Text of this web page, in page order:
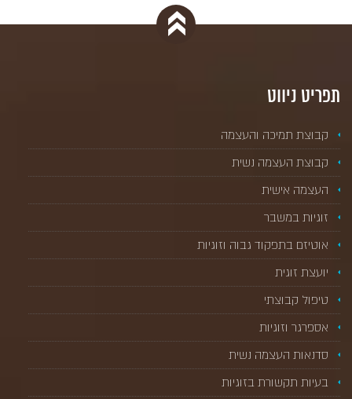
תפריט ניווט
קבוצת תמיכה והעצמה
קבוצת העצמה נשית
העצמה אישית
זוגיות במשבר
אוטיזם בתפקוד גבוה וזוגיות
יועצת זוגית
טיפול קבוצתי
אספרגר וזוגיות
סדנאות העצמה נשית
בעיות תקשורת בזוגיות